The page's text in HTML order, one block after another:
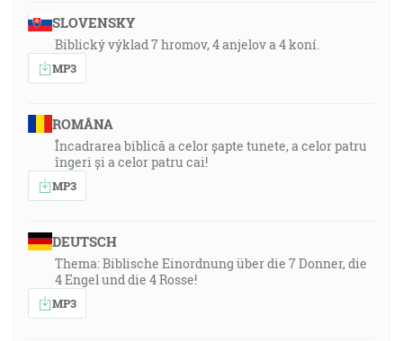
SLOVENSKY
Biblický výklad 7 hromov, 4 anjelov a 4 koní.
MP3
ROMÂNA
Încadrarea biblică a celor șapte tunete, a celor patru
îngeri și a celor patru cai!
MP3
DEUTSCH
Thema: Biblische Einordnung über die 7 Donner, die
4 Engel und die 4 Rosse!
MP3